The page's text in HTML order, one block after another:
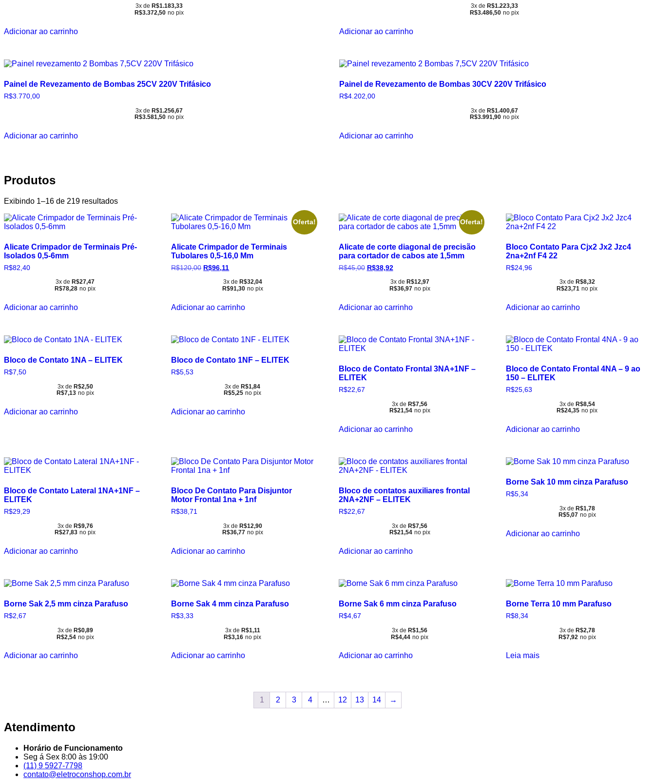
3x de R$1.183,33
R$3.372,50 no pix
Adicionar ao carrinho
3x de R$1.223,33
R$3.486,50 no pix
Adicionar ao carrinho
Painel de Revezamento de Bombas 25CV 220V Trifásico
R$3.770,00
3x deR$1.256,67
R$3.581,50 no pix
Adicionar ao carrinho
Painel de Revezamento de Bombas 30CV 220V Trifásico
R$4.202,00
3x deR$1.400,67
R$3.991,90 no pix
Adicionar ao carrinho
Produtos
Exibindo 1–16 de 219 resultados
Alicate Crimpador de Terminais Pré-
Isolados 0,5-6mm
R$82,40
3x de R$27,47
R$78,28 no pix
Adicionar ao carrinho
Oferta!
Alicate Crimpador de Terminais
Tubolares 0,5-16,0 Mm
R$120,00 O
original
R$96,11
atual
é:
3x de R$32,04
R$91,30 no pix
Adicionar ao carrinho
Oferta!
Alicate de corte diagonal de precisão
para cortador de cabos ate 1,5mm
R$45,00 O
R$38,92O
atual
é:
3x de R$12,97
R$36,97 no pix
Adicionar ao carrinho
Bloco Contato Para Cjx2 Jx2 Jzc4
2na+2nf F4 22
R$24,96
3x de R$8,32
R$23,71 no pix
Adicionar ao carrinho
Bloco de Contato 1NA – ELITEK
R$7,50
3x de R$2,50
R$7,13 no pix
Adicionar ao carrinho
Bloco de Contato 1NF – ELITEK
R$5,53
3x deR$1,84
R$5,25 no pix
Adicionar ao carrinho
Bloco de Contato Frontal 3NA+1NF –
ELITEK
R$22,67
3x deR$7,56
R$21,54 no pix
Adicionar ao carrinho
Bloco de Contato Frontal 4NA – 9 ao
150 – ELITEK
R$25,63
3x de R$8,54
R$24,35 no pix
Adicionar ao carrinho
Bloco de Contato Lateral 1NA+1NF –
ELITEK
R$29,29
3x de R$9,76
R$27,83 no pix
Adicionar ao carrinho
Bloco De Contato Para Disjuntor
Motor Frontal 1na + 1nf
R$38,71
3x de R$12,90
R$36,77 no pix
Adicionar ao carrinho
Bloco de contatos auxiliares frontal
2NA+2NF – ELITEK
R$22,67
3x deR$7,56
R$21,54 no pix
Adicionar ao carrinho
Borne Sak 10 mm cinza Parafuso
R$5,34
3x de R$1,78
R$5,07 no pix
Adicionar ao carrinho
Borne Sak 2,5 mm cinza Parafuso
R$2,67
3x de R$0,89
R$2,54 no pix
Adicionar ao carrinho
Borne Sak 4 mm cinza Parafuso
R$3,33
3x de R$1,11
R$3,16 no pix
Adicionar ao carrinho
Borne Sak 6 mm cinza Parafuso
R$4,67
3x deR$1,56
R$4,44 no pix
Adicionar ao carrinho
Borne Terra 10 mm Parafuso
R$8,34
3x de R$2,78
R$7,92 no pix
Leia mais
1 2 3 4 … 12 13 14 →
Atendimento
Horário de Funcionamento
Seg á Sex 8:00 às 19:00
(11) 9 5927-7798
contato@eletroconshop.com.br